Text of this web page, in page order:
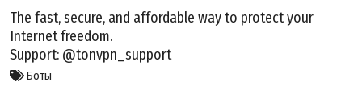
The fast, secure, and affordable way to protect your
Internet freedom.
Support: @tonvpn_support
Боты